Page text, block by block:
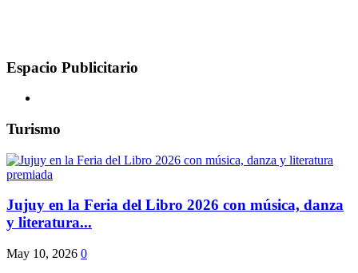
Espacio Publicitario
Turismo
Jujuy en la Feria del Libro 2026 con música, danza
y literatura...
May 10, 2026 0